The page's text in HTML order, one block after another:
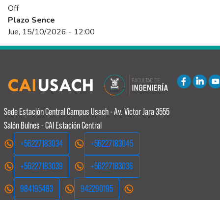
Off
Plazo Sence
Jue, 15/10/2026 - 12:00
Sede Estación Central Campus Usach - Av. Victor Jara 3555
Salón Bulnes - CAI Estación Central
+56227183034
+56227183045
+56227183039 +56227183036
984195483 942290195